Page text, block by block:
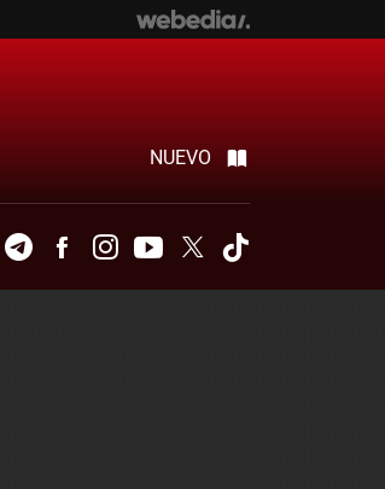
NUEVO
TelegramFacebookInstagramYoutubeTwitter